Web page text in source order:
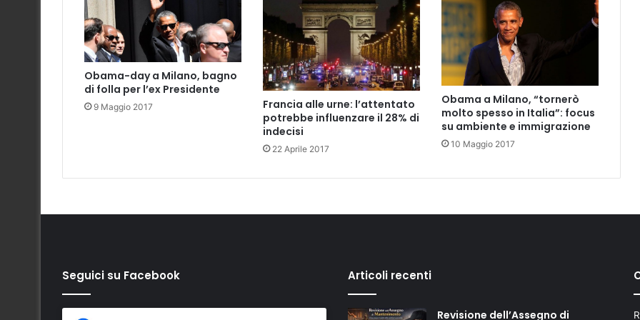
Obama-day a Milano, bagno
di folla per l’ex Presidente
9 Maggio 2017
Francia alle urne: l’attentato
potrebbe influenzare il 28% di
indecisi
22 Aprile 2017
Obama a Milano, “tornerò
molto spesso in Italia”: focus
su ambiente e immigrazione
10 Maggio 2017
Seguici su Facebook Articoli recenti
Revisione dell’Assegno di